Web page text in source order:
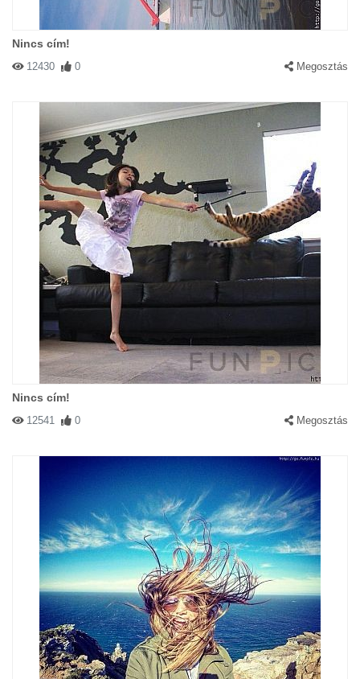
Nincs cím!
12430 0 Megosztás
Nincs cím!
12541 0 Megosztás